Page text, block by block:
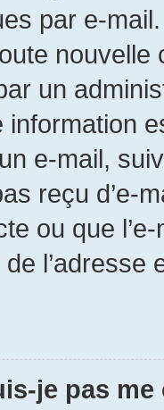
par e-
un
e-mail,
reçu d’e-
ou que
l’adresse
je pas